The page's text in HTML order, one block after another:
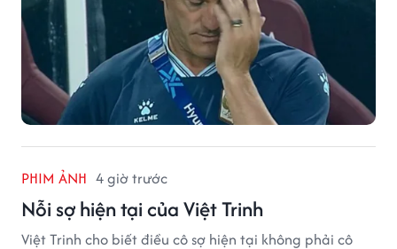
PHIM ẢNH 4 giờ trước
Nỗi sợ hiện tại của Việt Trinh
Việt Trinh cho biết điều cô sợ hiện tại không phải cô